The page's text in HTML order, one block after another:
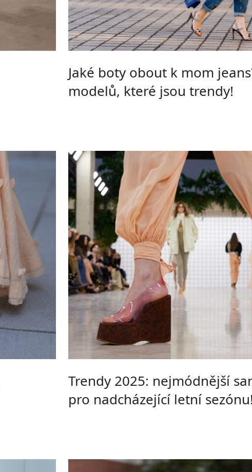
Jaké boty obout k mom
modelů, které jsou trendy!
Trendy 2025: nejmódnější
pro nadcházející letní sezónu!